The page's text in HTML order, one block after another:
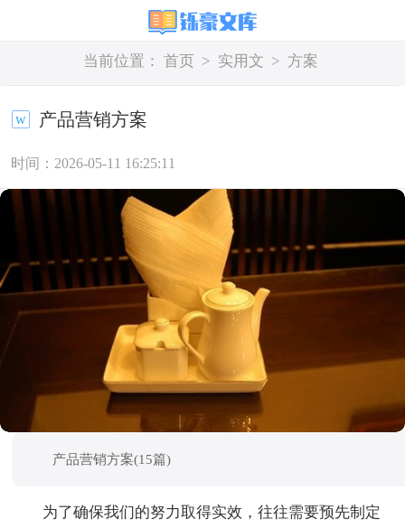
当前位置： 首页 > 实用文 > 方案
产品营销方案
时间：2026-05-11 16:25:11
产品营销方案(15篇)
为了确保我们的努力取得实效，往往需要预先制定